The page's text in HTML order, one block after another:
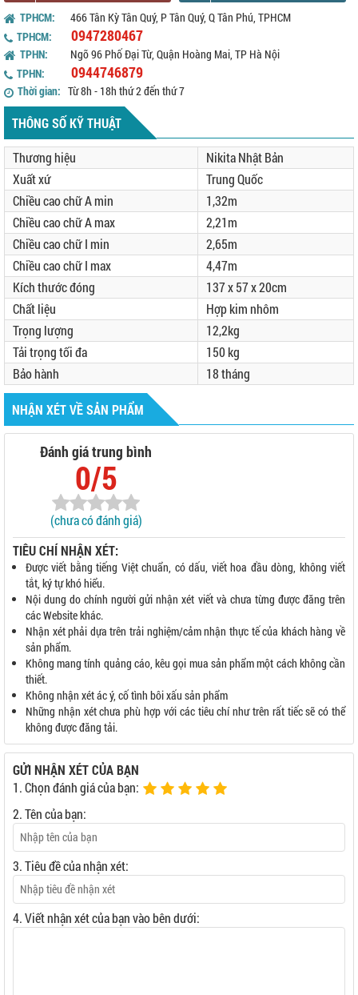
TPHCM:
466 Tân Kỳ Tân Quý, P Tân Quý, Q Tân Phú, TPHCM
TPHCM:
0947280467
TPHN:
Ngõ 96 Phố Đại Từ, Quận Hoàng Mai, TP Hà Nội
TPHN:
0944746879
Thời gian: Từ 8h - 18h thứ 2 đến thứ 7
THÔNG SỐ KỸ THUẬT
Thương hiệu
Nikita Nhật Bản
Xuất xứ
Trung Quốc
Chiều cao chữ A min
1,32m
Chiều cao chữ A max
2,21m
Chiều cao chữ I min
2,65m
Chiều cao chữ I max
4,47m
Kích thước đóng
137 x 57 x 20cm
Chất liệu
Hợp kim nhôm
Trọng lượng
12,2kg
Tải trọng tối đa
150 kg
Bảo hành
18 tháng
NHẬN XÉT VỀ SẢN PHẨM
Đánh giá trung bình
0/5
(chưa có đánh giá)
TIÊU CHÍ NHẬN XÉT:
Được viết bằng tiếng Việt chuẩn, có dấu, viết hoa đầu dòng, không viết
tắt, ký tự khó hiểu.
Nội dung do chính người gửi nhận xét viết và chưa từng được đăng trên
các Website khác.
Nhận xét phải dựa trên trải nghiệm/cảm nhận thực tế của khách hàng về
sản phẩm.
Không mang tính quảng cáo, kêu gọi mua sản phẩm một cách không cần
thiết.
Không nhận xét ác ý, cố tình bôi xấu sản phẩm
Những nhận xét chưa phù hợp với các tiêu chí như trên rất tiếc sẽ có thể
không được đăng tải.
GỬI NHẬN XÉT CỦA BẠN
1. Chọn đánh giá của bạn:
2. Tên của bạn:
3. Tiêu đề của nhận xét:
4. Viết nhận xét của bạn vào bên dưới: